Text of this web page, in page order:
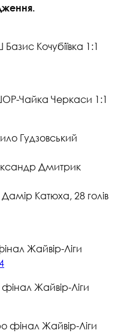
Кочубіївка 1:1
Чайка Черкаси 1:1
Гудзовський
Дмитрик
Катюха, 28 голів
Жайвір-Ліги
Жайвір-Ліги
Жайвір-Ліги